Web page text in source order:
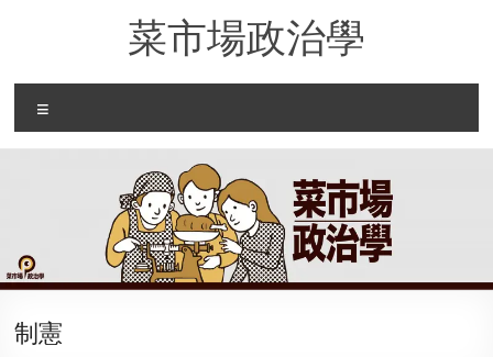
菜市場政治學
制憲